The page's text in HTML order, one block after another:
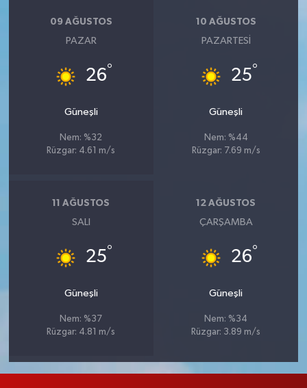
09 AĞUSTOS
PAZAR
26°
Güneşli
Nem: %32
Rüzgar: 4.61 m/s
10 AĞUSTOS
PAZARTESI
25°
Güneşli
Nem: %44
Rüzgar: 7.69 m/s
11 AĞUSTOS
SALI
25°
Güneşli
Nem: %37
Rüzgar: 4.81 m/s
12 AĞUSTOS
ÇARŞAMBA
26°
Güneşli
Nem: %34
Rüzgar: 3.89 m/s